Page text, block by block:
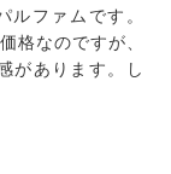
ルファムです。
格なのですが、
があります。し